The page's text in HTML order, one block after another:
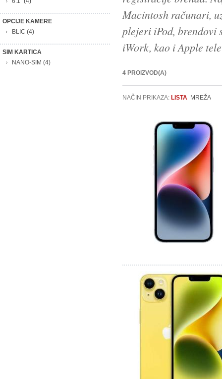
OPCIJE KAMERE
BLIC (4)
SIM KARTICA
NANO-SIM (4)
Macintosh računari,
plejeri iPod, brendovi
iWork, kao i Apple
4 PROIZVOD(A)
NAČIN PRIKAZA: LISTA MREŽA